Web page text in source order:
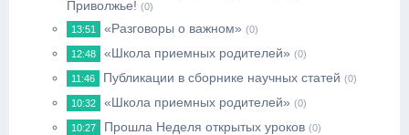
Приволжье! (0)
13:51 «Разговоры о важном» (0)
12:48 «Школа приемных родителей» (0)
11:46 Публикации в сборнике научных статей (0)
10:32 «Школа приемных родителей» (0)
10:27 Прошла Неделя открытых уроков (0)